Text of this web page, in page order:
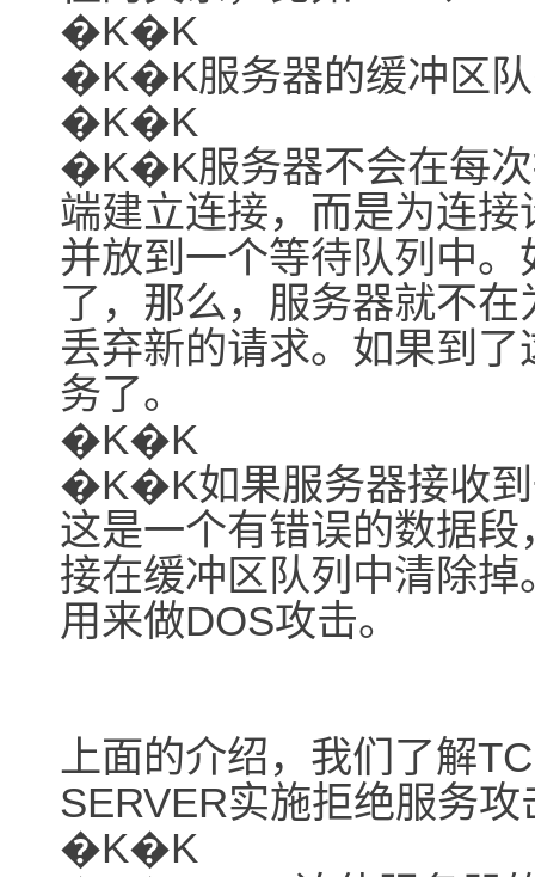
�K�K
�K�K服务器的缓冲区队
�K�K
�K�K服务器不会在每次
端建立连接，而是为连
并放到一个等待队列中
了，那么，服务器就不
丢弃新的请求。如果到
务了。
�K�K
�K�K如果服务器接收到
这是一个有错误的数据
接在缓冲区队列中清除
用来做DOS攻击。
上面的介绍，我们了解
SERVER实施拒绝服务
�K�K